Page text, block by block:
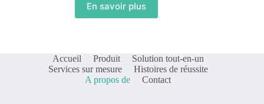
télécommandée
En savoir plus
Accueil Produit
Solution tout-en-un
Services sur mesure
Histoires de réussite
A propos de
Contact